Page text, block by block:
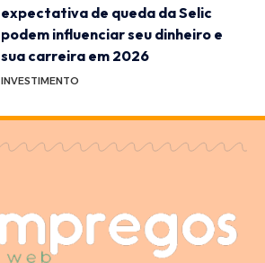
expectativa de queda da Selic
podem influenciar seu dinheiro e
sua carreira em 2026
INVESTIMENTO